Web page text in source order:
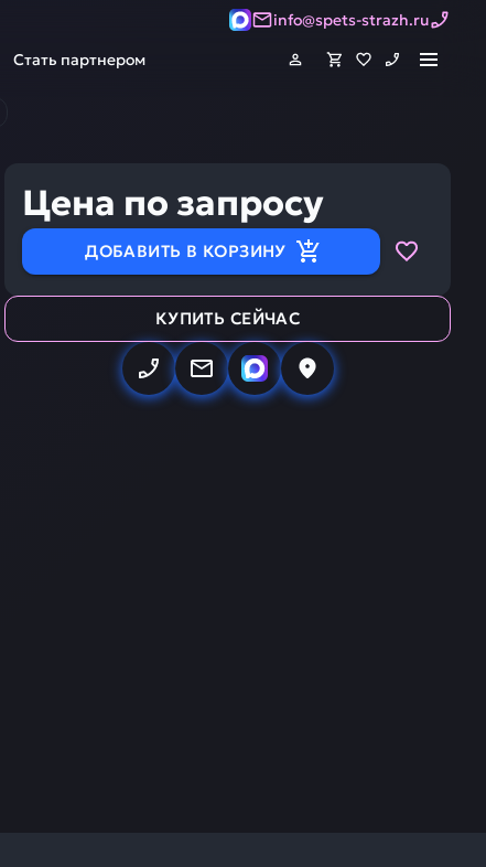
info@spets-strazh.ru
Стать партнером
Цена по запросу
ДОБАВИТЬ В КОРЗИНУ
КУПИТЬ СЕЙЧАС